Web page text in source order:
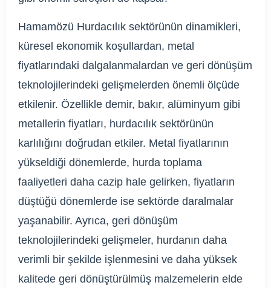
Hamamözü Hurdacılık sektörünün dinamikleri,
küresel ekonomik koşullardan, metal
fiyatlarındaki dalgalanmalardan ve geri dönüşüm
teknolojilerindeki gelişmelerden önemli ölçüde
etkilenir. Özellikle demir, bakır, alüminyum gibi
metallerin fiyatları, hurdacılık sektörünün
karlılığını doğrudan etkiler. Metal fiyatlarının
yükseldiği dönemlerde, hurda toplama
faaliyetleri daha cazip hale gelirken, fiyatların
düştüğü dönemlerde ise sektörde daralmalar
yaşanabilir. Ayrıca, geri dönüşüm
teknolojilerindeki gelişmeler, hurdanın daha
verimli bir şekilde işlenmesini ve daha yüksek
kalitede geri dönüştürülmüş malzemelerin elde